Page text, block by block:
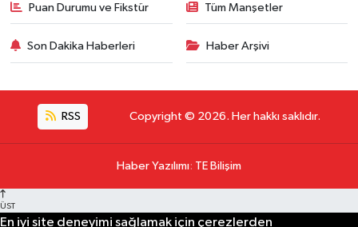
Puan Durumu ve Fikstür Tüm Manşetler
Son Dakika Haberleri Haber Arşivi
RSS Copyright © 2026. Her hakkı saklıdır.
Haber Yazılımı: TE Bilişim
ÜST
En iyi site deneyimi sağlamak için çerezlerden